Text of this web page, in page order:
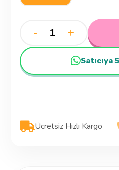
- +
Satıcıya
Ücretsiz Hızlı Kargo